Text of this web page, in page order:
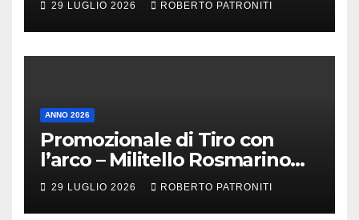
29 LUGLIO 2026 ROBERTO PATRONITI
ANNO 2026
Promozionale di Tiro con
l’arco – Militello Rosmarino
(Me)
29 LUGLIO 2026 ROBERTO PATRONITI